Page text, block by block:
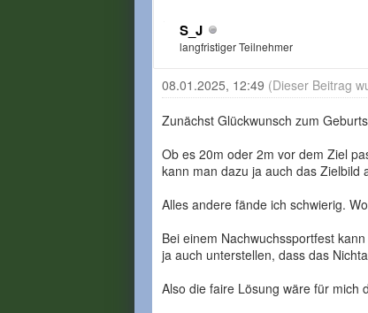
S_J
langfristiger Teilnehmer
08.01.2025, 12:49 (Dieser Beitrag
Zunächst Glückwunsch zum
Ob es 20m oder 2m vor dem Ziel
kann man dazu ja auch das Zielbild
Alles andere fände ich schwierig.
Bei einem Nachwuchssportfest
ja auch unterstellen, dass das
Also die faire Lösung wäre für mich